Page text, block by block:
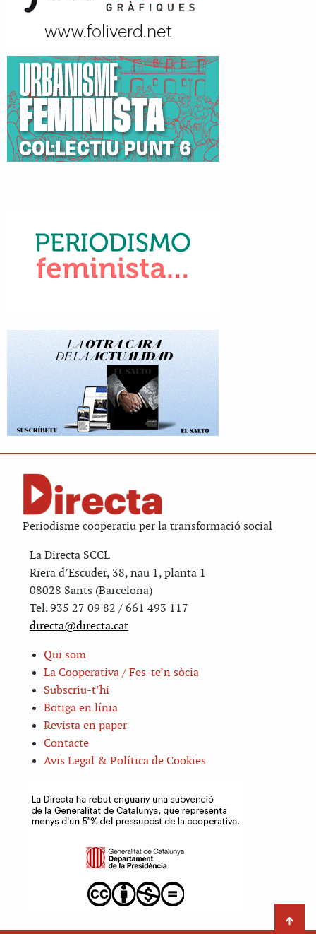
Periodisme cooperatiu per la transformació social
La Directa SCCL
Riera d’Escuder, 38, nau 1, planta 1
08028 Sants (Barcelona)
Tel. 935 27 09 82 / 661 493 117
directa@directa.cat
Qui som
La Cooperativa / Fes-te’n sòcia
Subscriu-t’hi
Botiga en línia
Revista en paper
Contacte
Avis Legal & Política de Cookies